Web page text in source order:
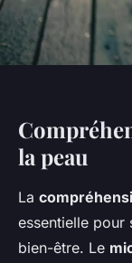
la peau
La
essentielle pour
bien-être. Le